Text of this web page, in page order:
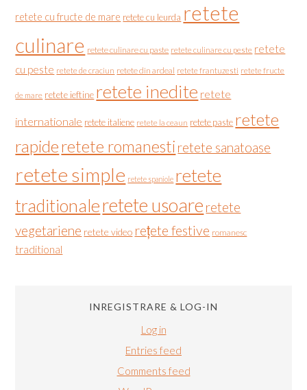
retete cu fructe de mare retete cu leurda retete
culinare retete culinare cu paste retete culinare cu peste retete
cu peste retete de craciun retete din ardeal retete frantuzesti retete fructe
de mare retete ieftine retete inedite retete
internationale retete italiene retete la ceaun retete paste retete
rapideretete romanesti retete sanatoase
retete simple retete spaniole retete
traditionaleretete usoare retete
vegetariene retete video rețete festive romanesc
traditional
INREGISTRARE & LOG-IN
Log in
Entries feed
Comments feed